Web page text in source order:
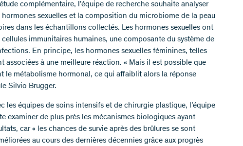
complémentaire, l’équipe de recherche souhaite analyser
hormones sexuelles et la composition du microbiome de la peau
dans les échantillons collectés. Les hormones sexuelles ont
immunitaires humaines, une composante du système de
En principe, les hormones sexuelles féminines, telles
associées à une meilleure réaction. « Mais il est possible que
le métabolisme hormonal, ce qui affaiblit alors la réponse
Silvio Brugger.
les équipes de soins intensifs et de chirurgie plastique, l’équipe
examiner de plus près les mécanismes biologiques ayant
car « les chances de survie après des brûlures se sont
au cours des dernières décennies grâce aux progrès